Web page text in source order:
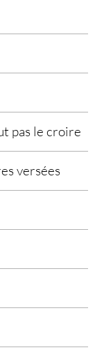
pas le croire
versées